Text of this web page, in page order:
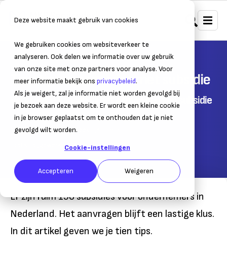
Deze website maakt gebruik van cookies
We gebruiken cookies om websiteverkeer te
analyseren. Ook delen we informatie over uw gebruik
van onze site met onze partners voor analyse. Voor
meer informatie bekijk ons privacybeleid.
Als je weigert, zal je informatie niet worden gevolgd bij
je bezoek aan deze website. Er wordt een kleine cookie
in je browser geplaatst om te onthouden dat je niet
gevolgd wilt worden.
Cookie-instellingen
Accepteren Weigeren
Home Financiering Subsidies
Tien tips voor succes met subsidie
Vergroot je kansen bij het aanvragen van subsidie
12 november 2020– Leestijd:
Laatst bijgewerkt:12 november 2020
Er zijn ruim 150 subsidies voor ondernemers in
Nederland. Het aanvragen blijft een lastige klus.
In dit artikel geven we je tien tips.